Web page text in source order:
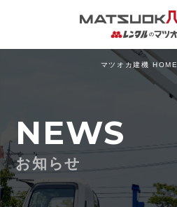
マツオカ建機 HOME
NEWS
お知らせ